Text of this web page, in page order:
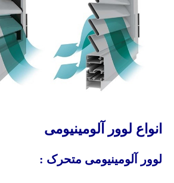
انواع لوور آلومینیومی
لوور آلومینیومی متحرک :